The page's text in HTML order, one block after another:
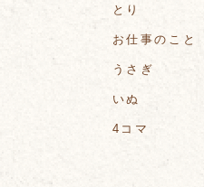
とり
お仕事のこと
うさぎ
いぬ
4コマ